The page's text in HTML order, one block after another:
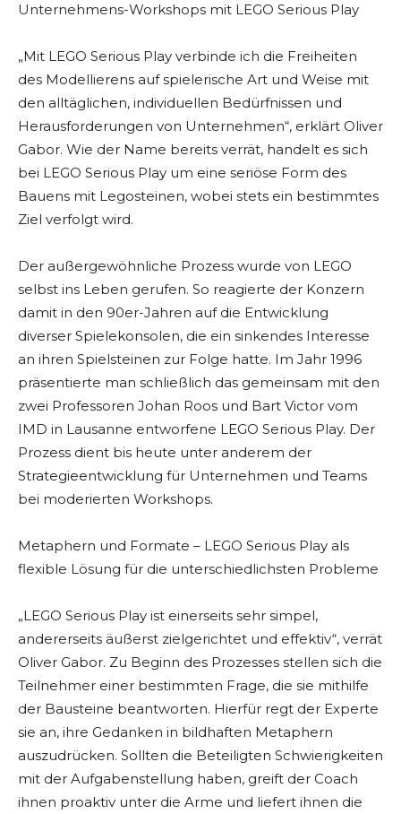
Unternehmens-Workshops mit LEGO Serious Play
„Mit LEGO Serious Play verbinde ich die Freiheiten
des Modellierens auf spielerische Art und Weise mit
den alltäglichen, individuellen Bedürfnissen und
Herausforderungen von Unternehmen“, erklärt Oliver
Gabor. Wie der Name bereits verrät, handelt es sich
bei LEGO Serious Play um eine seriöse Form des
Bauens mit Legosteinen, wobei stets ein bestimmtes
Ziel verfolgt wird.
Der außergewöhnliche Prozess wurde von LEGO
selbst ins Leben gerufen. So reagierte der Konzern
damit in den 90er-Jahren auf die Entwicklung
diverser Spielekonsolen, die ein sinkendes Interesse
an ihren Spielsteinen zur Folge hatte. Im Jahr 1996
präsentierte man schließlich das gemeinsam mit den
zwei Professoren Johan Roos und Bart Victor vom
IMD in Lausanne entworfene LEGO Serious Play. Der
Prozess dient bis heute unter anderem der
Strategieentwicklung für Unternehmen und Teams
bei moderierten Workshops.
Metaphern und Formate – LEGO Serious Play als
flexible Lösung für die unterschiedlichsten Probleme
„LEGO Serious Play ist einerseits sehr simpel,
andererseits äußerst zielgerichtet und effektiv“, verrät
Oliver Gabor. Zu Beginn des Prozesses stellen sich die
Teilnehmer einer bestimmten Frage, die sie mithilfe
der Bausteine beantworten. Hierfür regt der Experte
sie an, ihre Gedanken in bildhaften Metaphern
auszudrücken. Sollten die Beteiligten Schwierigkeiten
mit der Aufgabenstellung haben, greift der Coach
ihnen proaktiv unter die Arme und liefert ihnen die